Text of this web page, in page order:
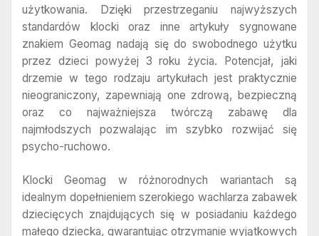
użytkowania. Dzięki przestrzeganiu najwyższych
standardów klocki oraz inne artykuły sygnowane
znakiem Geomag nadają się do swobodnego użytku
przez dzieci powyżej 3 roku życia. Potencjał, jaki
drzemie w tego rodzaju artykułach jest praktycznie
nieograniczony, zapewniają one zdrową, bezpieczną
oraz co najważniejsza twórczą zabawę dla
najmłodszych pozwalając im szybko rozwijać się
psycho-ruchowo.
Klocki Geomag w różnorodnych wariantach są
idealnym dopełnieniem szerokiego wachlarza zabawek
dziecięcych znajdujących się w posiadaniu każdego
małego dziecka, gwarantując otrzymanie wyjątkowych